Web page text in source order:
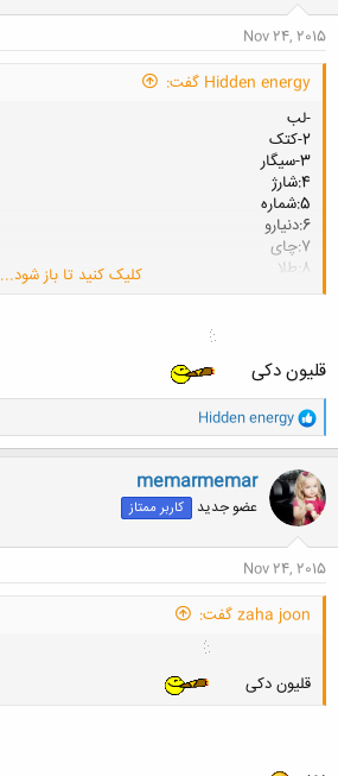
Nov 24, 2015
Hidden energy گفت:
-لب
2-کتک
3-سیگار
4:شارژ
5:شماره
6:دنیارو
7:چای
8:طلا
13:عطر
14:ساعت
15:شام
16:بوس
18:مشروب
19:قلیون
کپی کن جواباش جالبه........
کلیک کنید تا باز شود...
قلیون دکی
و
ا
ک
ن
ش
ه
ا
Hidden energy
memarmemar
عضو جدید کاربر ممتاز
Nov 24, 2015
zaha joon گفت:
قلیون دکی